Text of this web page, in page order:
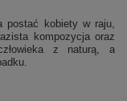
postać kobiety w raju,
kompozycja oraz
z naturą, a